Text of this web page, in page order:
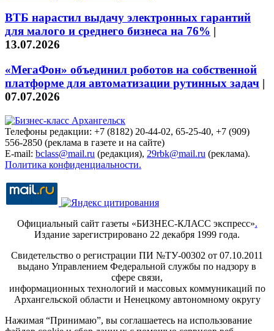
ВТБ нарастил выдачу электронных гарантий
для малого и среднего бизнеса на 76% |
13.07.2026
«МегаФон» объединил роботов на собственной
платформе для автоматизации рутинных задач |
07.07.2026
Телефоны редакции: +7 (8182) 20-44-02, 65-25-40, +7 (909)
556-2850 (реклама в газете и на сайте)
E-mail: bclass@mail.ru (редакция), 29rbk@mail.ru (реклама).
Политика конфиденциальности.
Официальный сайт газеты «БИЗНЕС-КЛАСС экспресс».
Издание зарегистрировано 22 декабря 1999 года.
Свидетельство о регистрации ПИ №ТУ-00302 от 07.10.2011
выдано Управлением Федеральной службы по надзору в
сфере связи,
информационных технологий и массовых коммуникаций по
Архангельской области и Ненецкому автономному округу
Нажимая “Принимаю”, вы соглашаетесь на использование